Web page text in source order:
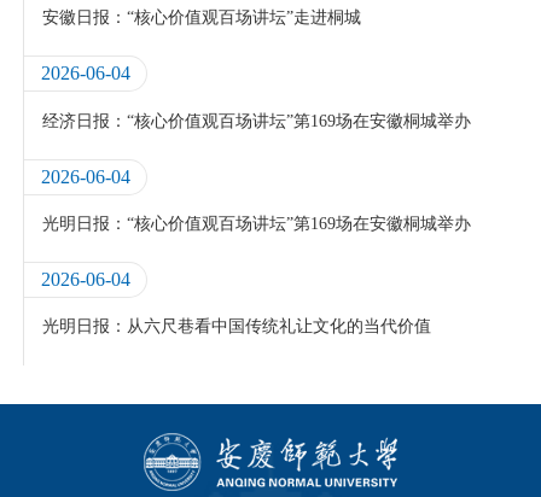
安徽日报：“核心价值观百场讲坛”走进桐城
2026-06-04
经济日报：“核心价值观百场讲坛”第169场在安徽桐城举办
2026-06-04
光明日报：“核心价值观百场讲坛”第169场在安徽桐城举办
2026-06-04
光明日报：从六尺巷看中国传统礼让文化的当代价值